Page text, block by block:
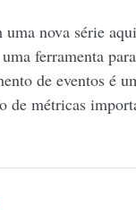
nova série
ferramenta
de eventos é
de métricas